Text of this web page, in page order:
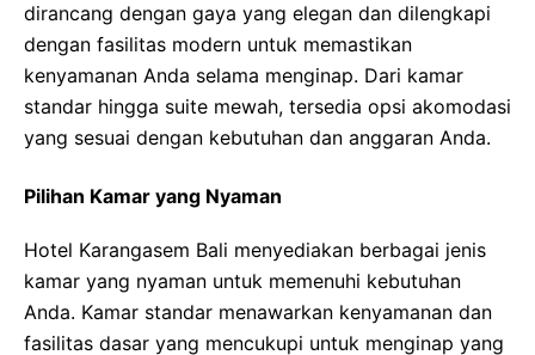
dirancang dengan gaya yang elegan dan dilengkapi
dengan fasilitas modern untuk memastikan
kenyamanan Anda selama menginap. Dari kamar
standar hingga suite mewah, tersedia opsi akomodasi
yang sesuai dengan kebutuhan dan anggaran Anda.
Pilihan Kamar yang Nyaman
Hotel Karangasem Bali menyediakan berbagai jenis
kamar yang nyaman untuk memenuhi kebutuhan
Anda. Kamar standar menawarkan kenyamanan dan
fasilitas dasar yang mencukupi untuk menginap yang